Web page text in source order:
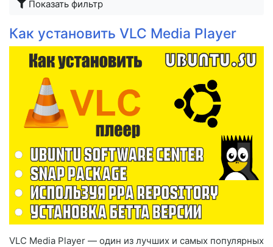
Показать фильтр
Как установить VLC Media Player
VLC Media Player — один из лучших и самых популярных